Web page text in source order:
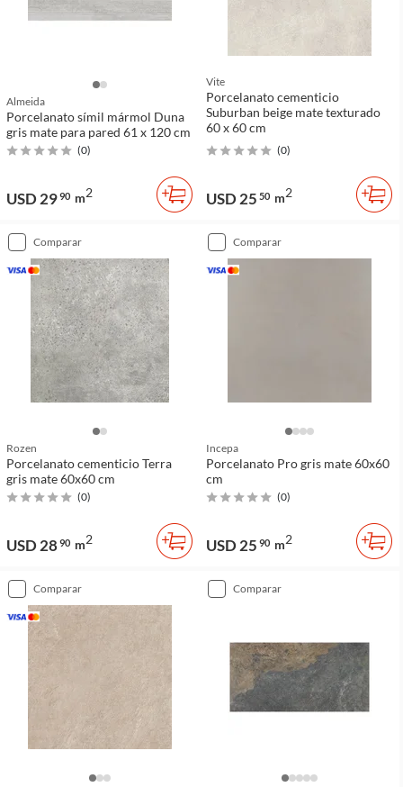
Almeida
Porcelanato símil mármol Duna
gris mate para pared 61 x 120 cm
(0)
USD 2990 m2
Vite
Porcelanato cementicio
Suburban beige mate texturado
60 x 60 cm
(0)
USD 25 50 m2
comparar
Rozen
Porcelanato cementicio Terra
gris mate 60x60 cm
(0)
USD 2890 m2
comparar
Incepa
Porcelanato Pro gris mate 60x60
cm
(0)
USD 25 90 m2
comparar comparar